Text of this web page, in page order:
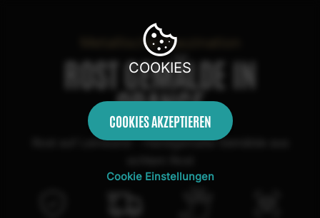
Metallische Faszination
ROST GEMÄLDE IN
ORANGE
Rost auf Leinwand - Handgemalte Gemälde aus
COOKIES
COOKIES AKZEPTIEREN
Cookie Einstellungen